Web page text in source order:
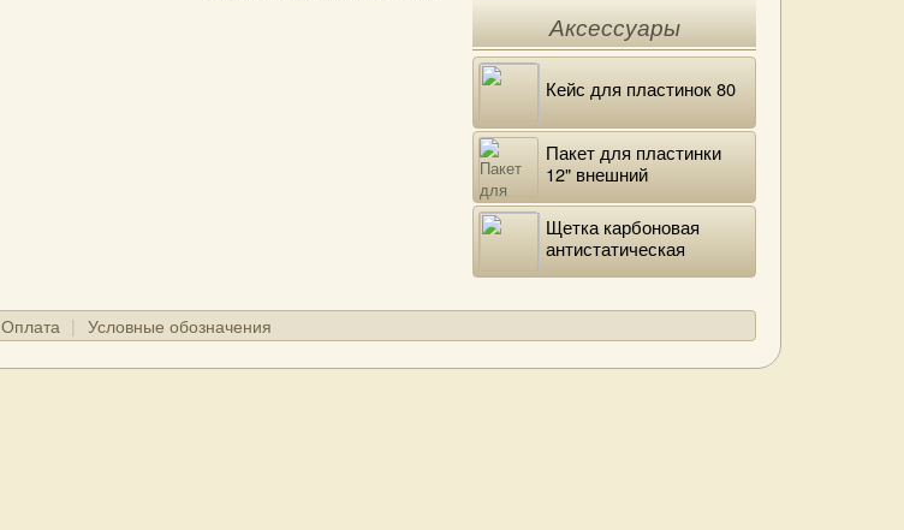
Аксессуары
Кейс для пластинок 80
Пакет для пластинки
12" внешний
Щетка карбоновая
антистатическая
Оплата Условные обозначения